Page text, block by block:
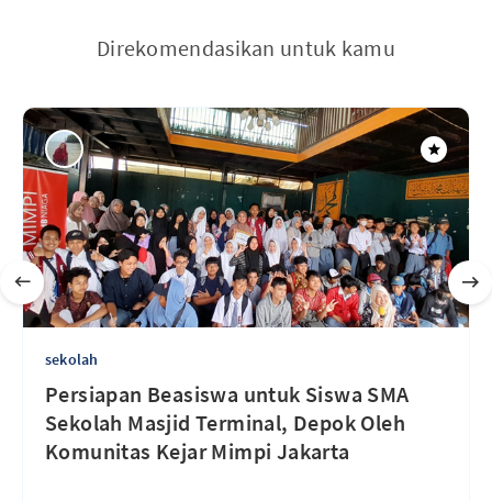
Direkomendasikan untuk kamu
sekolah
Persiapan Beasiswa untuk Siswa SMA
Sekolah Masjid Terminal, Depok Oleh
Komunitas Kejar Mimpi Jakarta